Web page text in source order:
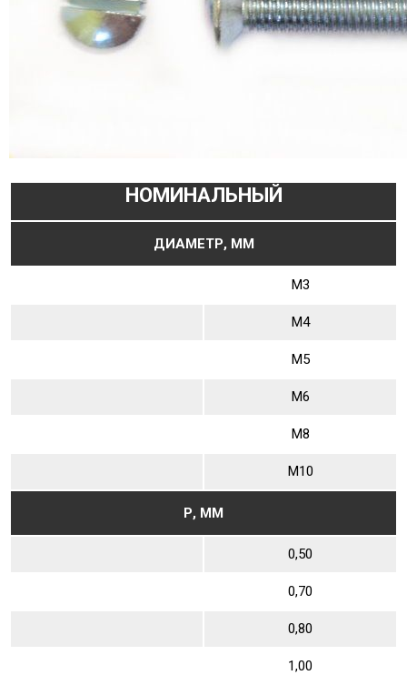
НОМИНАЛЬНЫЙ
ДИАМЕТР, ММ
М3
М4
М5
М6
М8
М10
Р, ММ
0,50
0,70
0,80
1,00